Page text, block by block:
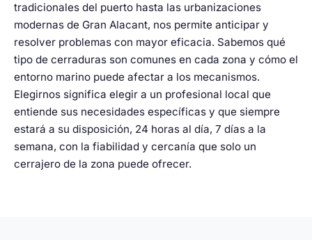
tradicionales del puerto hasta las urbanizaciones
modernas de Gran Alacant, nos permite anticipar y
resolver problemas con mayor eficacia. Sabemos qué
tipo de cerraduras son comunes en cada zona y cómo el
entorno marino puede afectar a los mecanismos.
Elegirnos significa elegir a un profesional local que
entiende sus necesidades específicas y que siempre
estará a su disposición, 24 horas al día, 7 días a la
semana, con la fiabilidad y cercanía que solo un
cerrajero de la zona puede ofrecer.